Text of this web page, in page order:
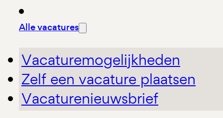
Alle vacatures
Vacaturemogelijkheden
Zelf een vacature plaatsen
Vacaturenieuwsbrief